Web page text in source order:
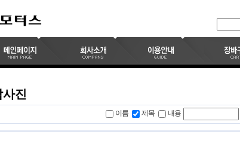
사진
이름 제목 내용